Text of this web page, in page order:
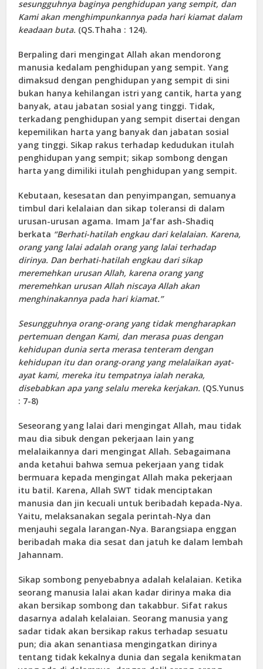
sesungguhnya baginya penghidupan yang sempit, dan
Kami akan menghimpunkannya pada hari kiamat dalam
keadaan buta. (QS.Thaha : 124).
Berpaling dari mengingat Allah akan mendorong
manusia kedalam penghidupan yang sempit. Yang
dimaksud dengan penghidupan yang sempit di sini
bukan hanya kehilangan istri yang cantik, harta yang
banyak, atau jabatan sosial yang tinggi. Tidak,
terkadang penghidupan yang sempit disertai dengan
kepemilikan harta yang banyak dan jabatan sosial
yang tinggi. Sikap rakus terhadap kedudukan itulah
penghidupan yang sempit; sikap sombong dengan
harta yang dimiliki itulah penghidupan yang sempit.
Kebutaan, kesesatan dan penyimpangan, semuanya
timbul dari kelalaian dan sikap toleransi di dalam
urusan-urusan agama. Imam Ja’far ash-Shadiq
berkata “Berhati-hatilah engkau dari kelalaian. Karena,
orang yang lalai adalah orang yang lalai terhadap
dirinya. Dan berhati-hatilah engkau dari sikap
meremehkan urusan Allah, karena orang yang
meremehkan urusan Allah niscaya Allah akan
menghinakannya pada hari kiamat.”
Sesungguhnya orang-orang yang tidak mengharapkan
pertemuan dengan Kami, dan merasa puas dengan
kehidupan dunia serta merasa tenteram dengan
kehidupan itu dan orang-orang yang melalaikan ayat-
ayat kami, mereka itu tempatnya ialah neraka,
disebabkan apa yang selalu mereka kerjakan. (QS.Yunus
: 7-8)
Seseorang yang lalai dari mengingat Allah, mau tidak
mau dia sibuk dengan pekerjaan lain yang
melalaikannya dari mengingat Allah. Sebagaimana
anda ketahui bahwa semua pekerjaan yang tidak
bermuara kepada mengingat Allah maka pekerjaan
itu batil. Karena, Allah SWT tidak menciptakan
manusia dan jin kecuali untuk beribadah kepada-Nya.
Yaitu, melaksanakan segala perintah-Nya dan
menjauhi segala larangan-Nya. Barangsiapa enggan
beribadah maka dia sesat dan jatuh ke dalam lembah
Jahannam.
Sikap sombong penyebabnya adalah kelalaian. Ketika
seorang manusia lalai akan kadar dirinya maka dia
akan bersikap sombong dan takabbur. Sifat rakus
dasarnya adalah kelalaian. Seorang manusia yang
sadar tidak akan bersikap rakus terhadap sesuatu
pun; dia akan senantiasa mengingatkan dirinya
tentang tidak kekalnya dunia dan segala kenikmatan